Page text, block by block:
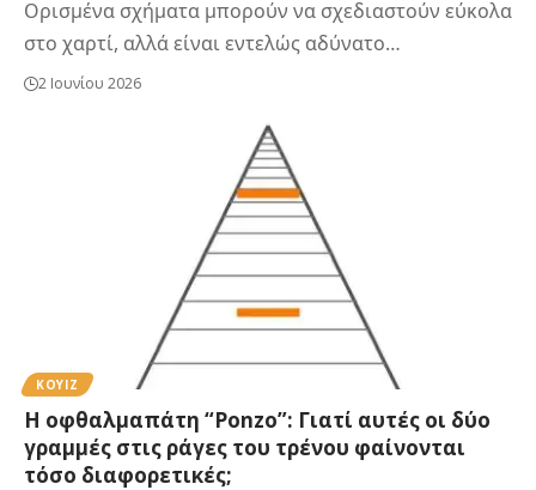
Ορισμένα σχήματα μπορούν να σχεδιαστούν εύκολα
στο χαρτί, αλλά είναι εντελώς αδύνατο…
2 Ιουνίου 2026
ΚΟΥΙΖ
Η οφθαλμαπάτη “Ponzo”: Γιατί αυτές οι δύο
γραμμές στις ράγες του τρένου φαίνονται
τόσο διαφορετικές;